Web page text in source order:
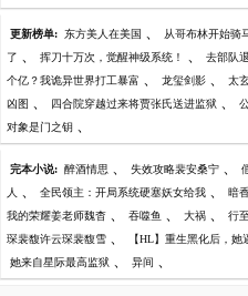
更新榜单: 东方美人在美国 、 从哥布林开始骑
了 、 挥刀十万次，觉醒神级系统！ 、 去部队
个亿？我诡异世界打工暴富 、 龙玺剑影 、 太
凶图 、 四合院穿越过来将贾张氏送进监狱 、
对象是门之钥 、
完本小说: 醉酒情思 、 失效攻略裴安桑宁 、
人 、 全民领主：开局系统硬塞妖女给我 、 暗
我的荣耀姜老师魏杳 、 吞噬鱼 、 大祸 、 行
琛裴馥许云琛裴馥雪 、 【HL】重生黑化后，
她来自星际最高监狱 、 异间 、